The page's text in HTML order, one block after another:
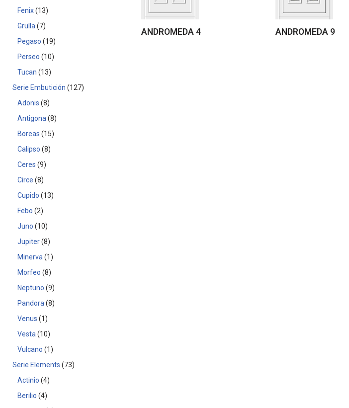
Fenix 13
Grulla
7
Pegaso
19
Perseo
10
Tucan
13
Serie Embutición
127
Adonis 8
Antigona 8
Boreas
15
Calipso 8
Ceres 9
Circe 8
Cupido
13
Febo 2
Juno
10
Jupiter 8
Minerva
1
Morfeo 8
Neptuno 9
Pandora 8
Venus
1
Vesta
10
Vulcano
1
Serie Elements
73
Actinio 4
Berilio 4
ANDROMEDA 4 ANDROMEDA 9